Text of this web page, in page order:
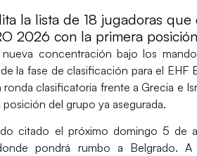
la lista de 18 jugadoras
2026 con la primera
concentración bajo los
la fase de clasificación para el EHF
clasificatoria frente aGrecia e
posición del grupo ya asegurada.
citado el próximo domingo 5 de
pondrá rumbo a Belgrado. A